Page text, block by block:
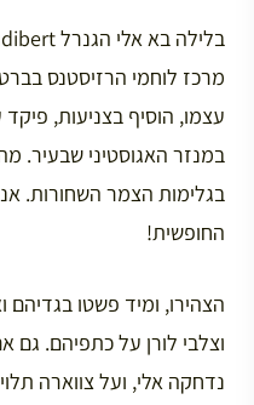
מרכז לוחמי הרזיסטנס
עצמו, הוסיף בצניעות,
במנזר האגוסטיני שבעיר.
בגלימות הצמר השחורות.
החופשית!
הצהירו, ומיד פשטו בגדיהם
וצלבי לורן על כתפיהם. גם
נדחקה אלי, ועל צווארה